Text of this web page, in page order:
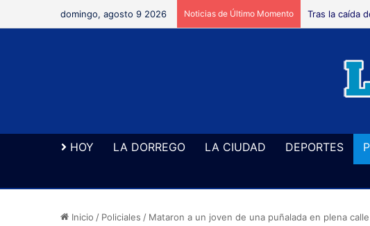
domingo, agosto 9 2026 Noticias de Último Momento Tras la caída
HOY LA DORREGO LA CIUDAD DEPORTES
Inicio / Policiales / Mataron a un joven de una puñalada en plena